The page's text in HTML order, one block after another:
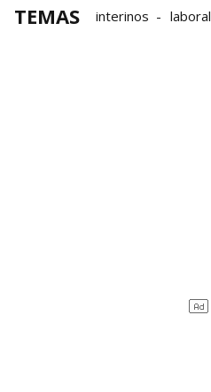
TEMAS interinos laboral